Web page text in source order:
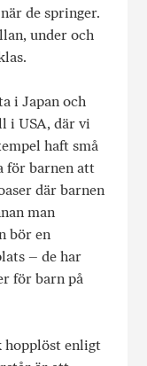
de springer.
under och
i Japan och
i USA, där vi
haft små
för barnen att
där barnen
man
bör en
– de har
för barn på
hopplöst enligt